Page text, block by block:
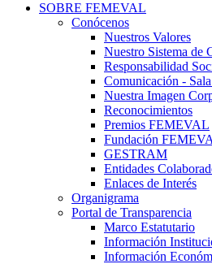
SOBRE FEMEVAL
Conócenos
Nuestros Valores
Nuestro Sistema de
Responsabilidad
Comunicación - Sala
Nuestra Imagen
Reconocimientos
Premios FEMEVAL
Fundación
GESTRAM
Entidades
Enlaces de Interés
Organigrama
Portal de Transparencia
Marco Estatutario
Información
Información